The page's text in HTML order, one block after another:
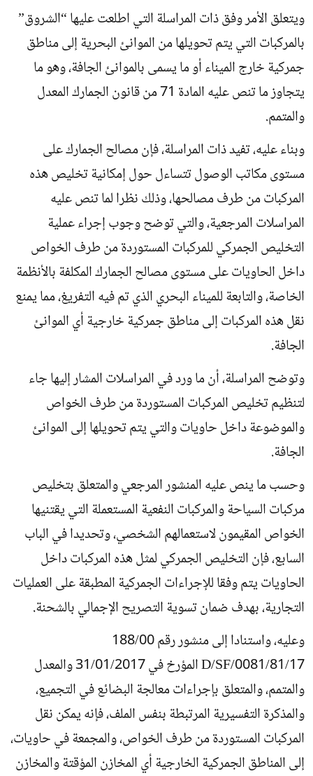
ويتعلق الأمر وفق ذات المراسلة التي اطلعت عليها “الشروق”
بالمركبات التي يتم تحويلها من الموانئ البحرية إلى مناطق
جمركية خارج الميناء أو ما يسمى بالموانئ الجافة، وهو ما
يتجاوز ما تنص عليه المادة 71 من قانون الجمارك المعدل
والمتمم.
وبناء عليه، تفيد ذات المراسلة، فإن مصالح الجمارك على
مستوى مكاتب الوصول تتساءل حول إمكانية تخليص هذه
المركبات من طرف مصالحها، وذلك نظرا لما تنص عليه
المراسلات المرجعية، والتي توضح وجوب إجراء عملية
التخليص الجمركي للمركبات المستوردة من طرف الخواص
داخل الحاويات على مستوى مصالح الجمارك المكلفة بالأنظمة
الخاصة، والتابعة للميناء البحري الذي تم فيه التفريغ، مما يمنع
نقل هذه المركبات إلى مناطق جمركية خارجية أي الموانئ
الجافة.
وتوضح المراسلة، أن ما ورد في المراسلات المشار إليها جاء
لتنظيم تخليص المركبات المستوردة من طرف الخواص
والموضوعة داخل حاويات والتي يتم تحويلها إلى الموانئ
الجافة.
وحسب ما ينص عليه المنشور المرجعي والمتعلق بتخليص
مركبات السياحة والمركبات النفعية المستعملة التي يقتنيها
الخواص المقيمون لاستعمالهم الشخصي، وتحديدا في الباب
السابع، فإن التخليص الجمركي لمثل هذه المركبات داخل
الحاويات يتم وفقا للإجراءات الجمركية المطبقة على العمليات
التجارية، بهدف ضمان تسوية التصريح الإجمالي بالشحنة.
وعليه، واستنادا إلى منشور رقم 188/00
D/SF/0081/81/17 المؤرخ في 31/01/2017 والمعدل
والمتمم، والمتعلق بإجراءات معالجة البضائع في التجميع،
والمذكرة التفسيرية المرتبطة بنفس الملف، فإنه يمكن نقل
المركبات المستوردة من طرف الخواص، والمجمعة في حاويات،
إلى المناطق الجمركية الخارجية أي المخازن المؤقتة والمخازن